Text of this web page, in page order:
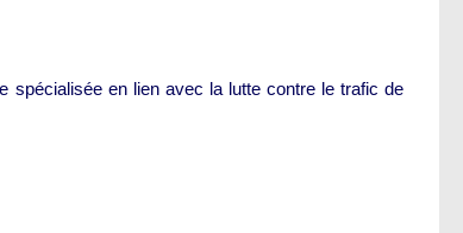
spécialisée en lien avec la lutte contre le trafic de